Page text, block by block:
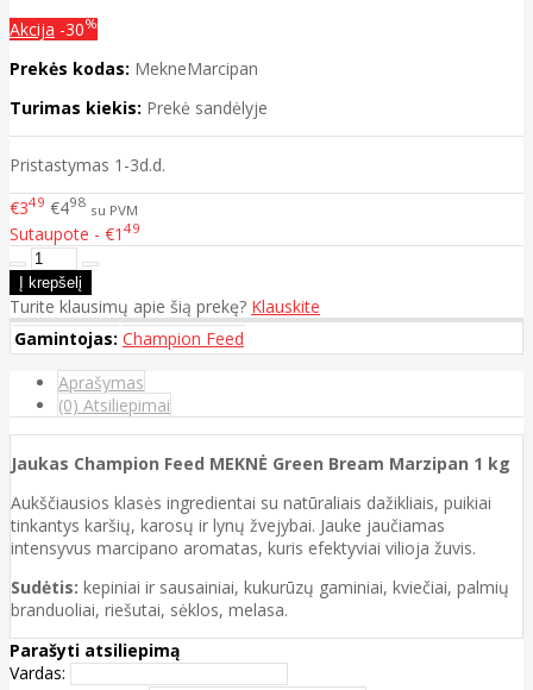
Akcija -30%
Prekės kodas: MekneMarcipan
Turimas kiekis: Prekė sandėlyje
Pristastymas 1-3d.d.
€349 €498 su PVM
Sutaupote - €1 49
Turite klausimų apie šią prekę? Klauskite
Gamintojas: Champion Feed
Aprašymas
(0) Atsiliepimai
Jaukas Champion Feed MEKNĖ Green Bream Marzipan 1 kg
Aukščiausios klasės ingredientai su natūraliais dažikliais, puikiai
tinkantys karšių, karosų ir lynų žvejybai. Jauke jaučiamas
intensyvus marcipano aromatas, kuris efektyviai vilioja žuvis.
Sudėtis: kepiniai ir sausainiai, kukurūzų gaminiai, kviečiai, palmių
branduoliai, riešutai, sėklos, melasa.
Parašyti atsiliepimą
Vardas: